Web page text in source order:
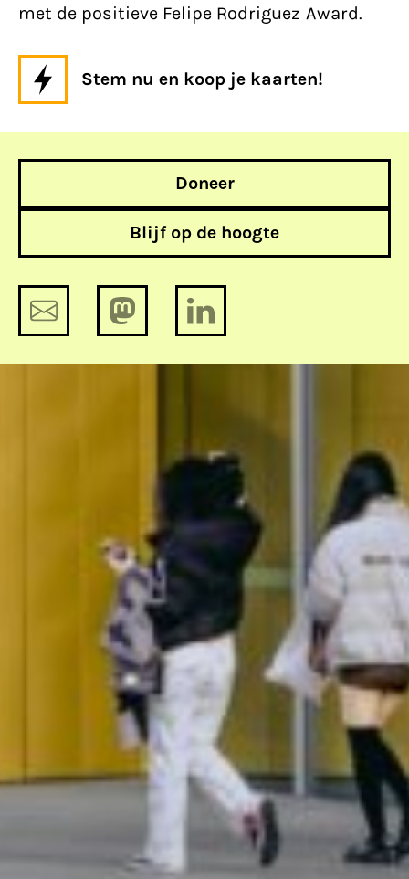
met de positieve Felipe Rodriguez Award.
Stem nu en koop je kaarten!
Doneer
Blijf op de hoogte
Nieuw toezicht op algoritmen
Vader post foto van badderend kind.
Is dat straks verdacht?
Help mee en steun
Door mijn bijdrage ondersteun ik Bits
of Freedom, dat kan maandelijks of
eenmalig.